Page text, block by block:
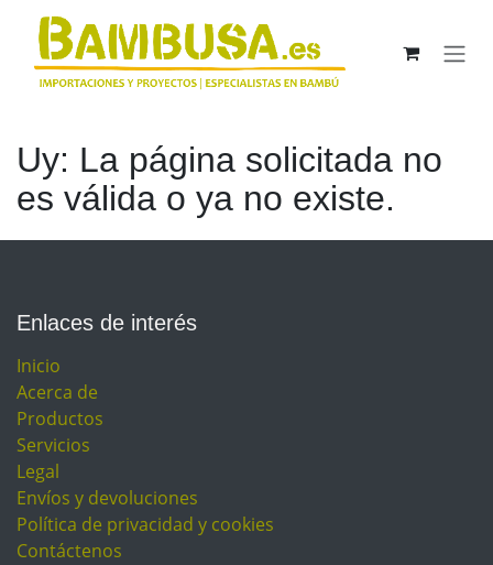
Ir al contenido
Uy: La página solicitada no
es válida o ya no existe.
Enlaces de interés
Inicio
Acerca de
Productos
Servicios
Legal
Envíos y devoluciones
Política de privacidad y cookies
Contáctenos